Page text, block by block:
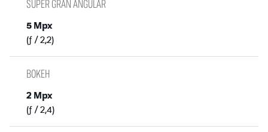
SUPER GRAN ANGULAR
5 Mpx
(ƒ / 2,2)
BOKEH
2 Mpx
(ƒ / 2,4)